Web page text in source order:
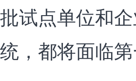
批试点单位和
统，都将面临